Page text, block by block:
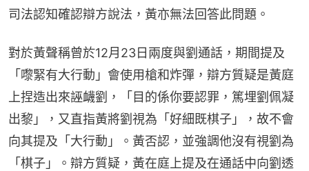
司法認知確認辯方說法，黃亦無法回答此問題。
對於黃聲稱曾於12月23日兩度與劉通話，期間提及
「嚟緊有大行動」會使用槍和炸彈，辯方質疑是黃庭
上捏造出來誣衊劉，「目的係你要認罪，篤埋劉佩凝
出黎」，又直指黃將劉視為「好細既棋子」，故不會
向其提及「大行動」。黃否認，並強調他沒有視劉為
「棋子」。辯方質疑，黃在庭上提及在通話中向劉透